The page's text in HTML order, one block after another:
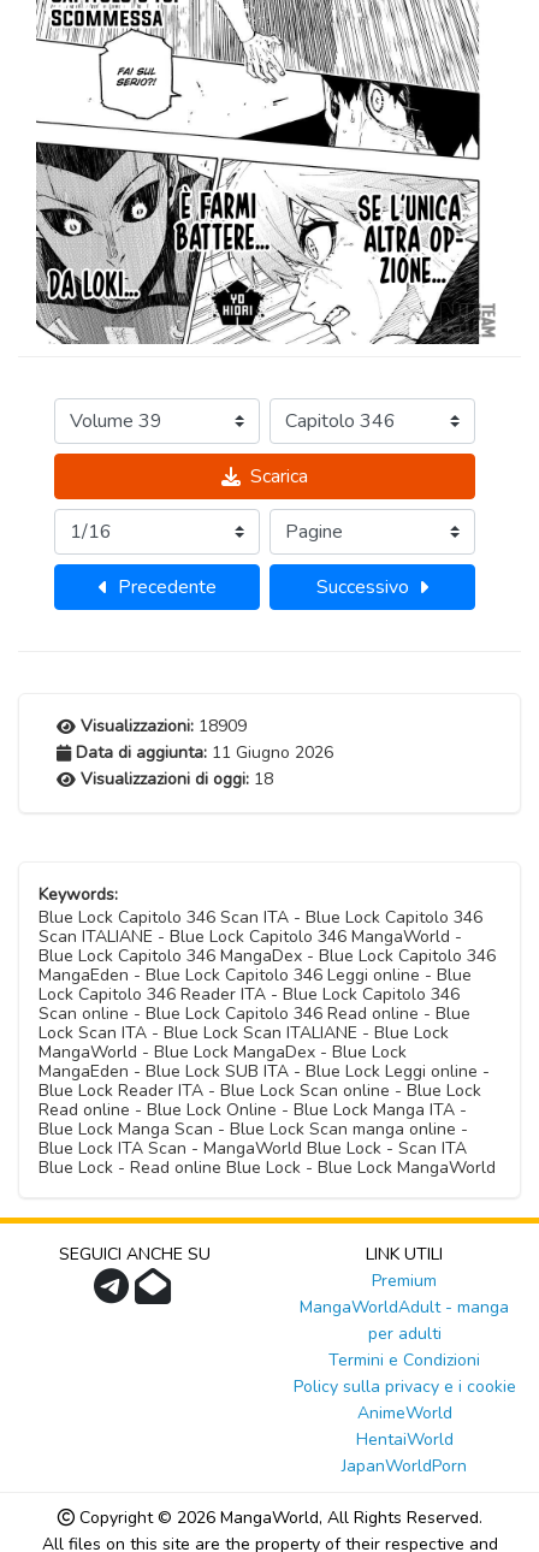
Scarica
Precedente Successivo
Visualizzazioni: 18909
Data di aggiunta: 11 Giugno 2026
Visualizzazioni di oggi: 18
Keywords:
Blue Lock Capitolo 346 Scan ITA - Blue Lock Capitolo 346
Scan ITALIANE - Blue Lock Capitolo 346 MangaWorld -
Blue Lock Capitolo 346 MangaDex - Blue Lock Capitolo 346
MangaEden - Blue Lock Capitolo 346 Leggi online - Blue
Lock Capitolo 346 Reader ITA - Blue Lock Capitolo 346
Scan online - Blue Lock Capitolo 346 Read online - Blue
Lock Scan ITA - Blue Lock Scan ITALIANE - Blue Lock
MangaWorld - Blue Lock MangaDex - Blue Lock
MangaEden - Blue Lock SUB ITA - Blue Lock Leggi online -
Blue Lock Reader ITA - Blue Lock Scan online - Blue Lock
Read online - Blue Lock Online - Blue Lock Manga ITA -
Blue Lock Manga Scan - Blue Lock Scan manga online -
Blue Lock ITA Scan - MangaWorld Blue Lock - Scan ITA
Blue Lock - Read online Blue Lock - Blue Lock MangaWorld
SEGUICI ANCHE SU
LINK UTILI
Premium
MangaWorldAdult - manga
per adulti
Termini e Condizioni
Policy sulla privacy e i cookie
AnimeWorld
HentaiWorld
JapanWorldPorn
Copyright © 2026 MangaWorld, All Rights Reserved.
All files on this site are the property of their respective and